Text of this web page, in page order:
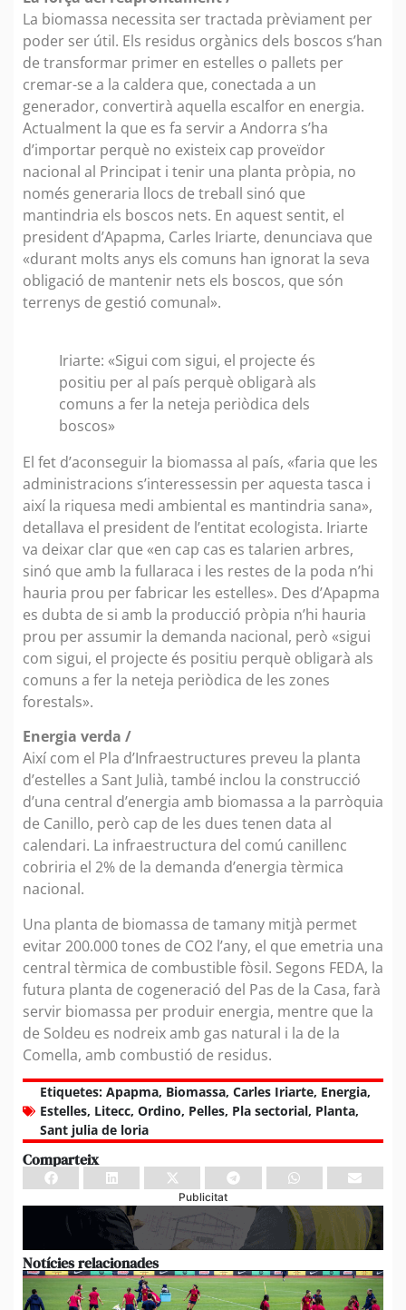
La biomassa necessita ser tractada prèviament per
poder ser útil. Els residus orgànics dels boscos s’han
de transformar primer en estelles o pallets per
cremar-se a la caldera que, conectada a un
generador, convertirà aquella escalfor en energia.
Actualment la que es fa servir a Andorra s’ha
d’importar perquè no existeix cap proveïdor
nacional al Principat i tenir una planta pròpia, no
només generaria llocs de treball sinó que
mantindria els boscos nets. En aquest sentit, el
president d’Apapma, Carles Iriarte, denunciava que
«durant molts anys els comuns han ignorat la seva
obligació de mantenir nets els boscos, que són
terrenys de gestió comunal».
Iriarte: «Sigui com sigui, el projecte és
positiu per al país perquè obligarà als
comuns a fer la neteja periòdica dels
boscos»
El fet d’aconseguir la biomassa al país, «faria que les
administracions s’interessessin per aquesta tasca i
així la riquesa medi ambiental es mantindria sana»,
detallava el president de l’entitat ecologista. Iriarte
va deixar clar que «en cap cas es talarien arbres,
sinó que amb la fullaraca i les restes de la poda n’hi
hauria prou per fabricar les estelles». Des d’Apapma
es dubta de si amb la producció pròpia n’hi hauria
prou per assumir la demanda nacional, però «sigui
com sigui, el projecte és positiu perquè obligarà als
comuns a fer la neteja periòdica de les zones
forestals».
Energia verda /
Així com el Pla d’Infraestructures preveu la planta
d’estelles a Sant Julià, també inclou la construcció
d’una central d’energia amb biomassa a la parròquia
de Canillo, però cap de les dues tenen data al
calendari. La infraestructura del comú canillenc
cobriria el 2% de la demanda d’energia tèrmica
nacional.
Una planta de biomassa de tamany mitjà permet
evitar 200.000 tones de CO2 l’any, el que emetria una
central tèrmica de combustible fòsil. Segons FEDA, la
futura planta de cogeneració del Pas de la Casa, farà
servir biomassa per produir energia, mentre que la
de Soldeu es nodreix amb gas natural i la de la
Comella, amb combustió de residus.
Etiquetes: Apapma, Biomassa, Carles Iriarte, Energia,
Estelles, Litecc, Ordino, Pelles, Pla sectorial, Planta,
Sant julia de loria
Comparteix
Publicitat
Notícies relacionades